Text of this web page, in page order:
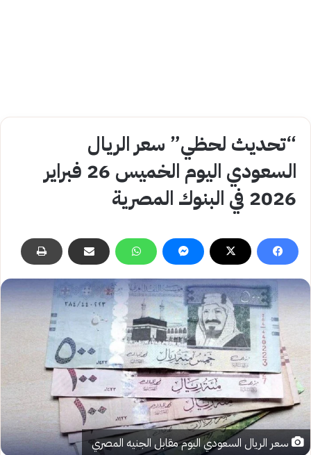
“تحديث لحظي” سعر الريال
السعودي اليوم الخميس 26 فبراير
2026 في البنوك المصرية
سعر الريال السعودي اليوم مقابل الجنيه المصري